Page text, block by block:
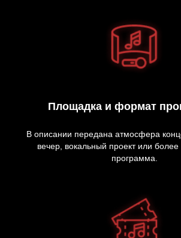
Площадка и формат
В описании передана атмосфера
вечер, вокальный проект или
программа.